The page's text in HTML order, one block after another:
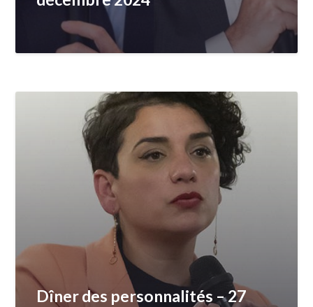
Dîner des personnalités – 27